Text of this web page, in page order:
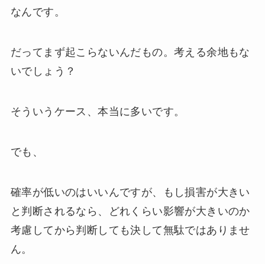
なんです。
だってまず起こらないんだもの。考える余地もな
いでしょう？
そういうケース、本当に多いです。
でも、
確率が低いのはいいんですが、もし損害が大きい
と判断されるなら、どれくらい影響が大きいのか
考慮してから判断しても決して無駄ではありませ
ん。